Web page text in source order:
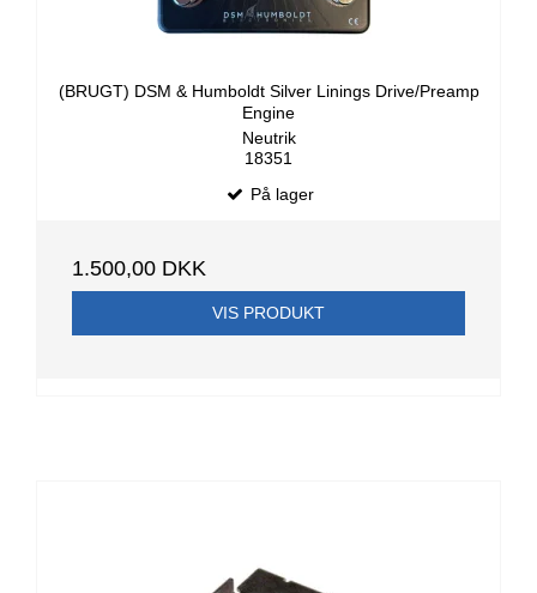
(BRUGT) DSM & Humboldt Silver Linings Drive/Preamp
Engine
Neutrik
18351
På lager
1.500,00 DKK
VIS PRODUKT